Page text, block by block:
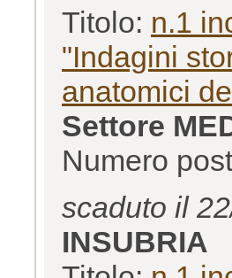
Titolo: n.1
"Indagini
anatomici
Settore
Numero
scaduto il
INSUBRIA